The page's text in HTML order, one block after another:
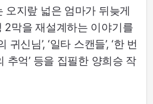
오지랖 넓은 엄마가 뒤늦게
2막을 재설계하는 이야기를
신님’, ‘일타 스캔들’, ‘한 번
추억’ 등을 집필한 양희승 작